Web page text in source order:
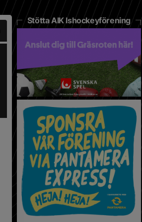
Stötta AIK Ishockeyförening